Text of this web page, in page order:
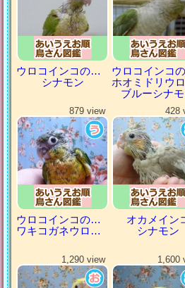
ウロコインコの仲間
シナモン
ブルーシナ
879 view
ウロコインコの仲間
ワキコガネウロコインコ
428
オカメイン
シナモン
1,290 view 1,600